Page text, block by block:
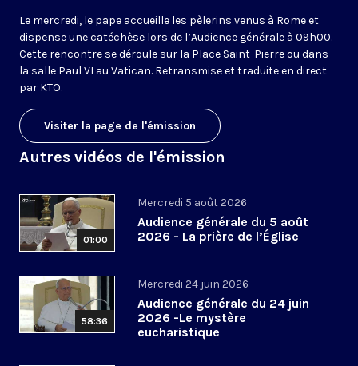
Le mercredi, le pape accueille les pèlerins venus à Rome et
dispense une catéchèse lors de l’Audience générale à 09h00.
Cette rencontre se déroule sur la Place Saint-Pierre ou dans
la salle Paul VI au Vatican. Retransmise et traduite en direct
par KTO.
Visiter la page de l'émission
Autres vidéos de l'émission
01:00
Mercredi 5 août 2026
Audience générale du 5 août
2026 - La prière de l’Église
58:36
Mercredi 24 juin 2026
Audience générale du 24 juin
2026 -Le mystère
eucharistique